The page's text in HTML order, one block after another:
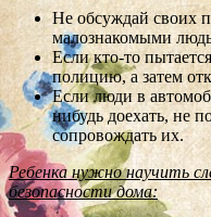
Не обсуждай своих
малознакомыми
Если кто-то
полицию, а затем
Если люди в
нибудь доехать, не
сопровождать их.
Ребенка нужно научить
безопасности дома: